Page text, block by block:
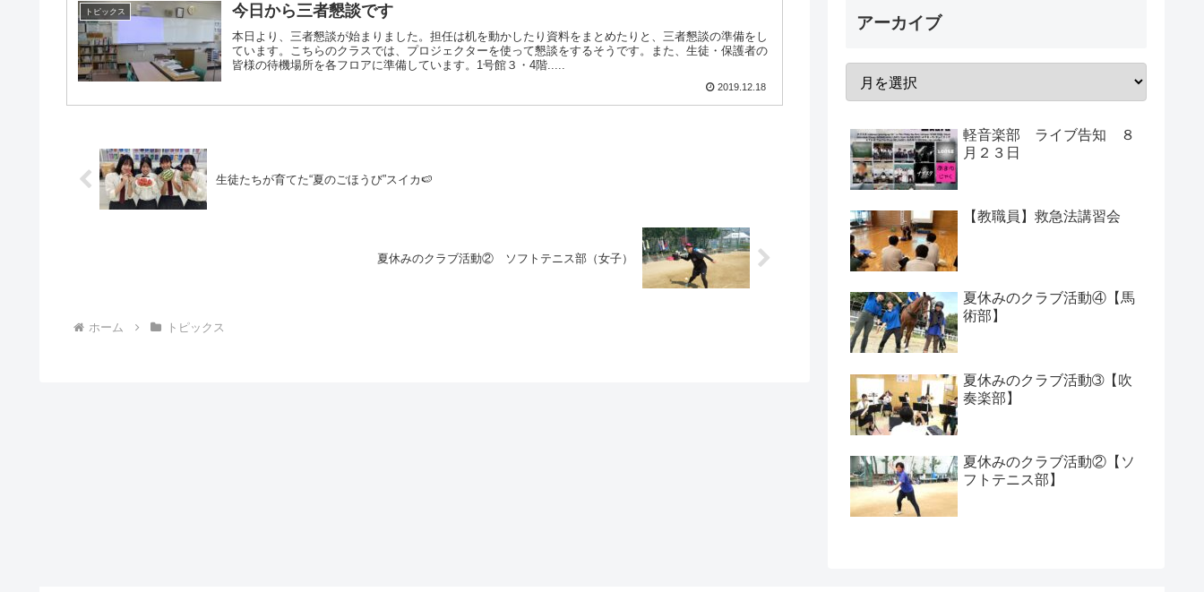
トピックス 今日から三者懇談です
本日より、三者懇談が始まりました。担任は机を動かしたり資料をまとめたりと、三者懇談の準備をし
ています。こちらのクラスでは、プロジェクターを使って懇談をするそうです。また、生徒・保護者の
皆様の待機場所を各フロアに準備しています。1号館３・4階.....
2019.12.18
生徒たちが育てた“夏のごほうび”スイカ🍉
夏休みのクラブ活動② ソフトテニス部（女子）
ホーム トピックス
アーカイブ
軽音楽部 ライブ告知 ８
月２３日
【教職員】救急法講習会
夏休みのクラブ活動④【馬
術部】
夏休みのクラブ活動➂【吹
奏楽部】
夏休みのクラブ活動②【ソ
フトテニス部】